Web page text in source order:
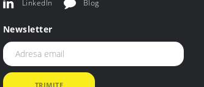
LinkedIn Blog
Newsletter